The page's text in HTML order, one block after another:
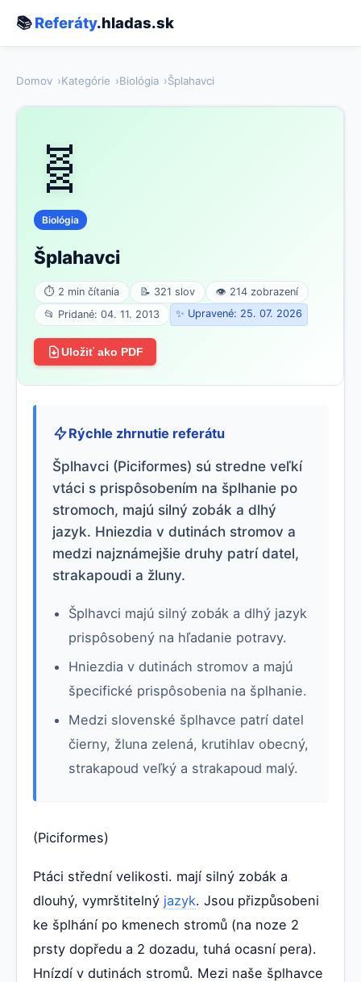
📚Referáty.hladas.sk
Domov Kategórie Biológia Šplahavci
🧬
Biológia
Šplahavci
⏱ 2 min čítania 📝 321 slov
👁 214 zobrazení
📂 Pridané: 04. 11. 2013
✨ Upravené: 25. 07. 2026
Uložiť ako PDF
Rýchle zhrnutie referátu
Šplhavci (Piciformes) sú stredne veľkí
vtáci s prispôsobením na šplhanie po
stromoch, majú silný zobák a dlhý
jazyk. Hniezdia v dutinách stromov a
medzi najznámejšie druhy patrí datel,
strakapoudi a žluny.
Šplhavci majú silný zobák a dlhý jazyk
prispôsobený na hľadanie potravy.
Hniezdia v dutinách stromov a majú
špecifické prispôsobenia na šplhanie.
Medzi slovenské šplhavce patrí datel
čierny, žluna zelená, krutihlav obecný,
strakapoud veľký a strakapoud malý.
(Piciformes)
Ptáci střední velikosti. mají silný zobák a
dlouhý, vymrštitelný jazyk. Jsou přizpůsobeni
ke šplhání po kmenech stromů (na noze 2
prsty dopředu a 2 dozadu, tuhá ocasní pera).
Hnízdí v dutinách stromů. Mezi naše šplhavce